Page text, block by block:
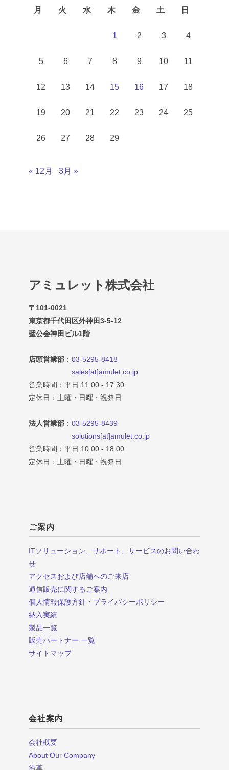
月 火 水 木 金 土 日
1 2 3 4
5 6 7 8 9 10 11
12 13 14 15 16 17 18
19 20 21 22 23 24 25
26 27 28 29
« 12月 3月 »
アミュレット株式会社
〒101-0021
東京都千代田区外神田3-5-12
聖公会神田ビル1階
店頭営業部 ： 03-5295-8418
sales[at]amulet.co.jp
営業時間：平日 11:00 - 17:30
定休日：土曜・日曜・祝祭日
法人営業部 ： 03-5295-8439
solutions[at]amulet.co.jp
営業時間：平日 10:00 - 18:00
定休日：土曜・日曜・祝祭日
ご案内
ITソリューション、サポート、サービスのお問い合わ
せ
アクセスおよび店舗へのご来店
通信販売に関するご案内
個人情報保護方針・プライバシーポリシー
納入実績
製品一覧
販売パートナー 一覧
サイトマップ
会社案内
会社概要
About Our Company
沿革